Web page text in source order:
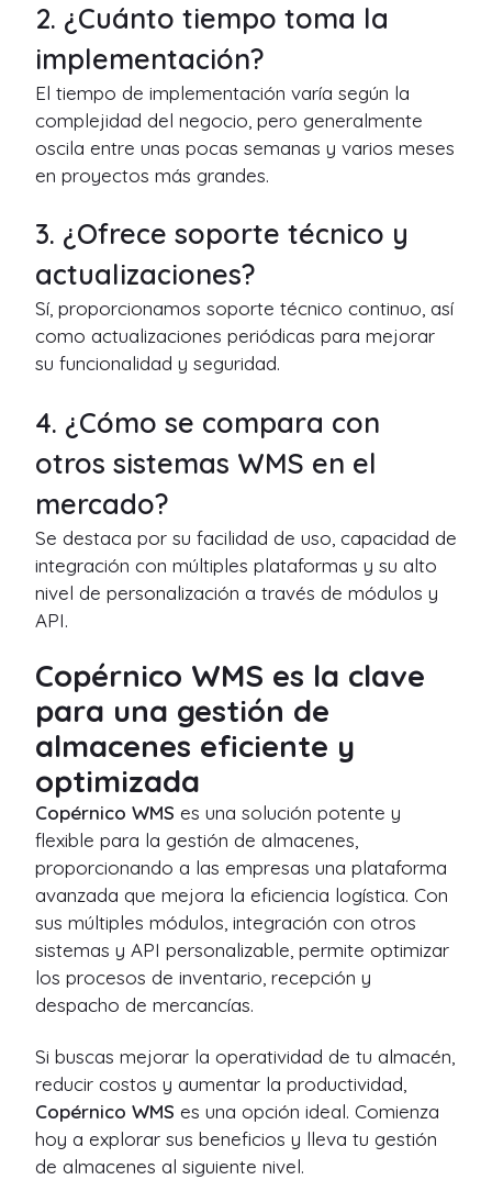
2. ¿Cuánto tiempo toma la
implementación?
El tiempo de implementación varía según la
complejidad del negocio, pero generalmente
oscila entre unas pocas semanas y varios meses
en proyectos más grandes.
3. ¿Ofrece soporte técnico y
actualizaciones?
Sí, proporcionamos soporte técnico continuo, así
como actualizaciones periódicas para mejorar
su funcionalidad y seguridad.
4. ¿Cómo se compara con
otros sistemas WMS en el
mercado?
Se destaca por su facilidad de uso, capacidad de
integración con múltiples plataformas y su alto
nivel de personalización a través de módulos y
API.
Copérnico WMS es la clave
para una gestión de
almacenes eficiente y
optimizada
Copérnico WMS es una solución potente y
flexible para la gestión de almacenes,
proporcionando a las empresas una plataforma
avanzada que mejora la eficiencia logística. Con
sus múltiples módulos, integración con otros
sistemas y API personalizable, permite optimizar
los procesos de inventario, recepción y
despacho de mercancías.
Si buscas mejorar la operatividad de tu almacén,
reducir costos y aumentar la productividad,
Copérnico WMS es una opción ideal. Comienza
hoy a explorar sus beneficios y lleva tu gestión
de almacenes al siguiente nivel.